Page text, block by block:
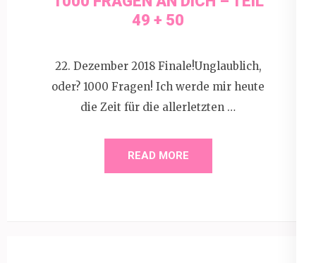
49 + 50
22. Dezember 2018 Finale!Unglaublich,
oder? 1000 Fragen! Ich werde mir heute
die Zeit für die allerletzten …
READ MORE